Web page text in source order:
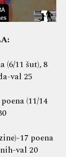
(6/11 šut), 8
val 25
(11/14
17 poena
val 20